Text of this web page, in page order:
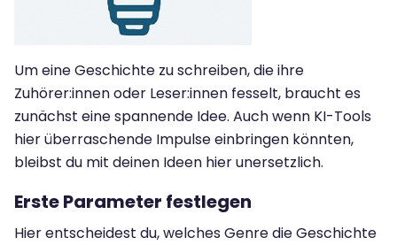
Um eine Geschichte zu schreiben, die ihre
Zuhörer:innen oder Leser:innen fesselt, braucht es
zunächst eine spannende Idee. Auch wenn KI-Tools
hier überraschende Impulse einbringen könnten,
bleibst du mit deinen Ideen hier unersetzlich.
Erste Parameter festlegen
Hier entscheidest du, welches Genre die Geschichte